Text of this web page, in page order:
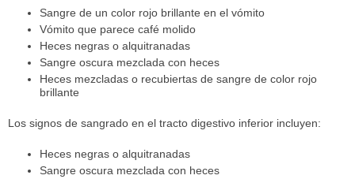
Sangre de un color rojo brillante en el vómito
Vómito que parece café molido
Heces negras o alquitranadas
Sangre oscura mezclada con heces
Heces mezcladas o recubiertas de sangre de color rojo
brillante
Los signos de sangrado en el tracto digestivo inferior incluyen:
Heces negras o alquitranadas
Sangre oscura mezclada con heces